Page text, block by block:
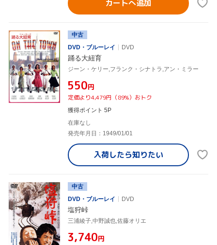
カートへ追加
中古
DVD・ブルーレイ
DVD
踊る大紐育
ジーン・ケリー,フランク・シナトラ,アン・ミラー
¥550円
定価より4,479円（89%）おトク
獲得ポイント 5P
在庫なし
発売年月日：1949/01/01
入荷したら知りたい
中古
DVD・ブルーレイ
DVD
塩狩峠
三浦綾子,中野誠也,佐藤オリエ
¥3,740円